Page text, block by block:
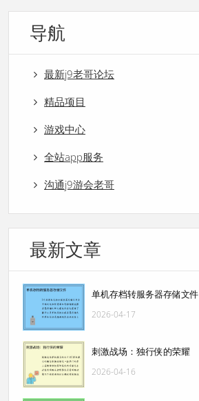
导航
最新j9老哥论坛
精品项目
游戏中心
全站app服务
沟通j9游会老哥
最新文章
单机存档转服务器存储文件
2026-04-17
刺激战场：独行侠的荣耀
2026-04-16